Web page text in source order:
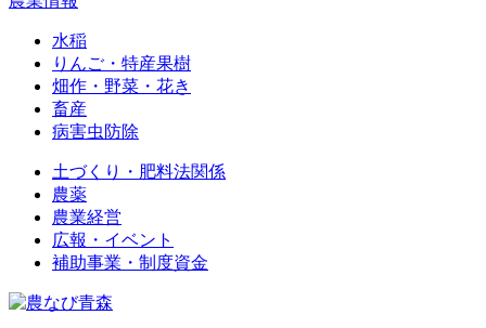
水稲
りんご・特産果樹
畑作・野菜・花き
畜産
病害虫防除
土づくり・肥料法関係
農薬
農業経営
広報・イベント
補助事業・制度資金